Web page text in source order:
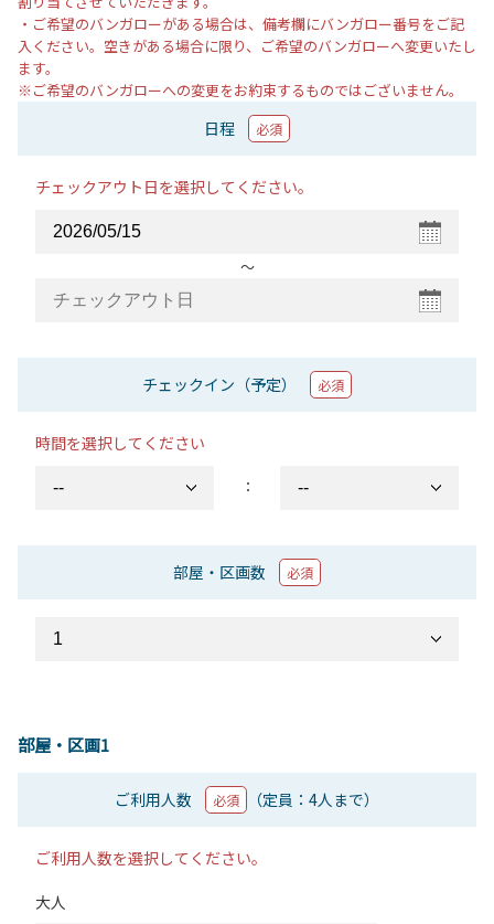
・ご希望のバンガローがある場合は、備考欄にバンガロー番号をご記
入ください。空きがある場合に限り、ご希望のバンガローへ変更いたし
ます。
※ご希望のバンガローへの変更をお約束するものではございません。
日程 必須
チェックアウト日を選択してください。
〜
チェックイン（予定） 必須
時間を選択してください
：
部屋・区画数 必須
部屋・区画1
ご利用人数 必須 （定員：4人まで）
ご利用人数を選択してください。
大人